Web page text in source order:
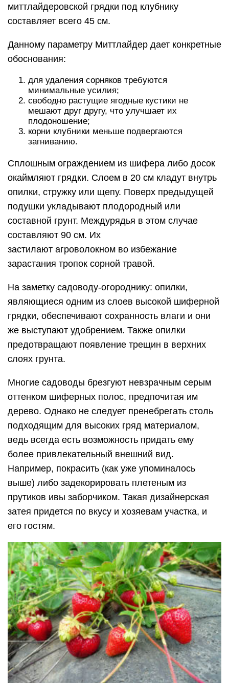
миттлайдеровской грядки под клубнику
составляет всего 45 см.
Данному параметру Миттлайдер дает конкретные
обоснования:
для удаления сорняков требуются
минимальные усилия;
свободно растущие ягодные кустики не
мешают друг другу, что улучшает их
плодоношение;
корни клубники меньше подвергаются
загниванию.
Сплошным ограждением из шифера либо досок
окаймляют грядки. Слоем в 20 см кладут внутрь
опилки, стружку или щепу. Поверх предыдущей
подушки укладывают плодородный или
составной грунт. Междурядья в этом случае
составляют 90 см. Их
застилают агроволокном во избежание
зарастания тропок сорной травой.
На заметку садоводу-огороднику: опилки,
являющиеся одним из слоев высокой шиферной
грядки, обеспечивают сохранность влаги и они
же выступают удобрением. Также опилки
предотвращают появление трещин в верхних
слоях грунта.
Многие садоводы брезгуют невзрачным серым
оттенком шиферных полос, предпочитая им
дерево. Однако не следует пренебрегать столь
подходящим для высоких гряд материалом,
ведь всегда есть возможность придать ему
более привлекательный внешний вид.
Например, покрасить (как уже упоминалось
выше) либо задекорировать плетеным из
прутиков ивы заборчиком. Такая дизайнерская
затея придется по вкусу и хозяевам участка, и
его гостям.